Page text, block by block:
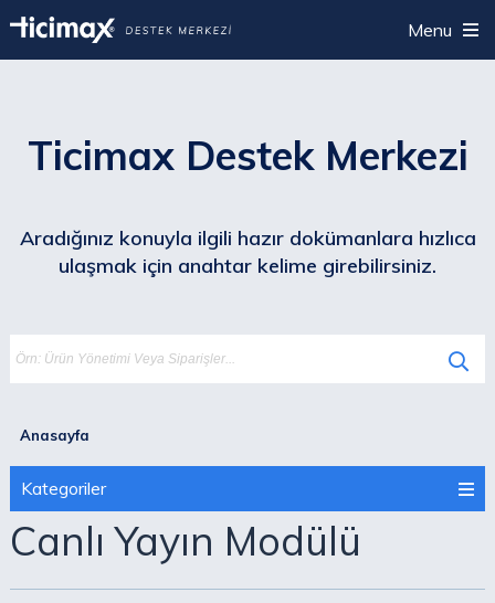
Menu
Ticimax Destek Merkezi
Aradığınız konuyla ilgili hazır dokümanlara hızlıca
ulaşmak için anahtar kelime girebilirsiniz.
Anasayfa
Kategoriler
Canlı Yayın Modülü